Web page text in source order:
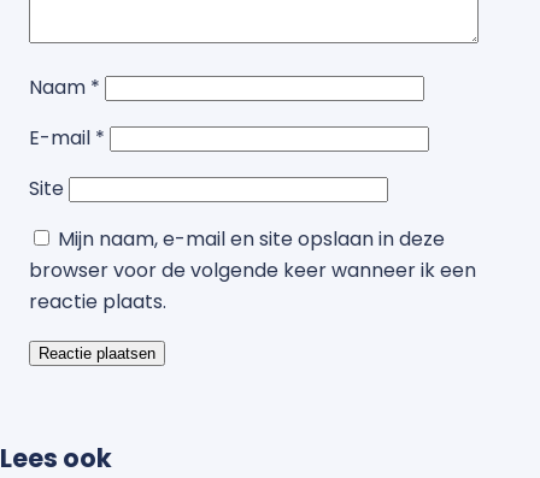
Naam *
E-mail *
Site
Mijn naam, e-mail en site opslaan in deze
browser voor de volgende keer wanneer ik een
reactie plaats.
Lees ook